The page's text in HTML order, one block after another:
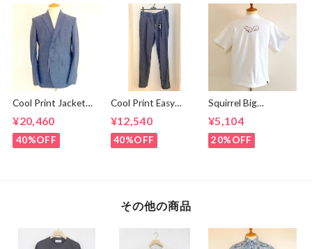
Cool Print Jacket
Navy
¥20,460
40%OFF
Cool Print Easy
Slacks Navy
¥12,540
40%OFF
Squirrel Big
Embroidery T-
shirts White /
Brown
¥5,104
20%OFF
その他の商品